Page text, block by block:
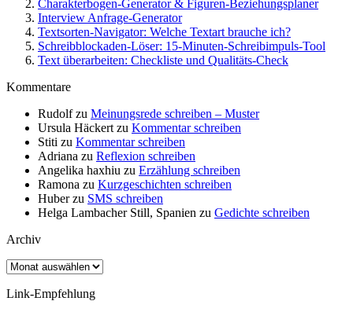
Charakterbogen-Generator & Figuren-Beziehungsplaner
Interview Anfrage-Generator
Textsorten-Navigator: Welche Textart brauche ich?
Schreibblockaden-Löser: 15-Minuten-Schreibimpuls-Tool
Text überarbeiten: Checkliste und Qualitäts-Check
Kommentare
Rudolfzu Meinungsrede schreiben – Muster
Ursula Häckert zu Kommentar schreiben
Stiti zu Kommentar schreiben
Adriana zu Reflexion schreiben
Angelika haxhiu zu Erzählung schreiben
Ramona zu Kurzgeschichten schreiben
Huberzu SMS schreiben
Helga Lambacher Still, Spanien zu Gedichte schreiben
Archiv
Archiv
Link-Empfehlung